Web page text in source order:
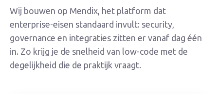
Wij bouwen op Mendix, het platform dat
enterprise-eisen standaard invult: security,
governance en integraties zitten er vanaf dag één
in. Zo krijg je de snelheid van low-code met de
degelijkheid die de praktijk vraagt.